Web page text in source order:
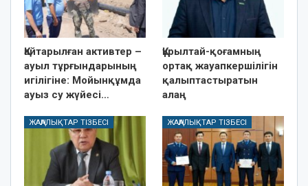
Қайтарылған активтер –
ауыл тұрғындарының
игілігіне: Мойынқұмда
ауыз су жүйесі…
Құрылтай-қоғамның
ортақ жауапкершілігін
қалыптастыратын
алаң
ЖАҢАЛЫҚТАР ТІЗБЕСІ ЖАҢАЛЫҚТАР ТІЗБЕСІ